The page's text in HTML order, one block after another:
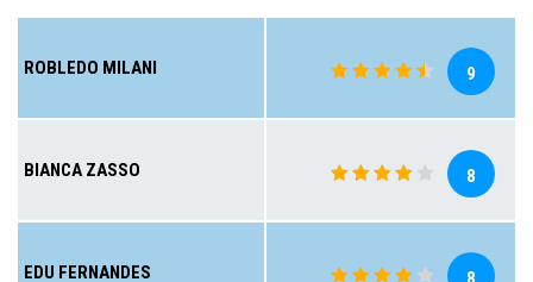
ROBLEDO MILANI 9
BIANCA ZASSO 8
EDU FERNANDES